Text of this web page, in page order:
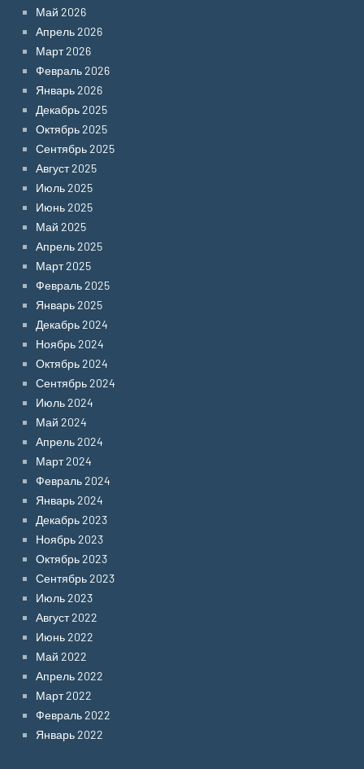
Май 2026
Апрель 2026
Март 2026
Февраль 2026
Январь 2026
Декабрь 2025
Октябрь 2025
Сентябрь 2025
Август 2025
Июль 2025
Июнь 2025
Май 2025
Апрель 2025
Март 2025
Февраль 2025
Январь 2025
Декабрь 2024
Ноябрь 2024
Октябрь 2024
Сентябрь 2024
Июль 2024
Май 2024
Апрель 2024
Март 2024
Февраль 2024
Январь 2024
Декабрь 2023
Ноябрь 2023
Октябрь 2023
Сентябрь 2023
Июль 2023
Август 2022
Июнь 2022
Май 2022
Апрель 2022
Март 2022
Февраль 2022
Январь 2022